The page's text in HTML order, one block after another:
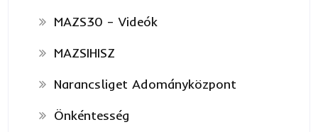
MAZS30 – Videók
MAZSIHISZ
Narancsliget Adományközpont
Önkéntesség